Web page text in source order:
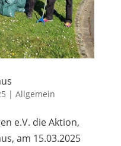
| Allgemein
e.V. die Aktion,
am 15.03.2025